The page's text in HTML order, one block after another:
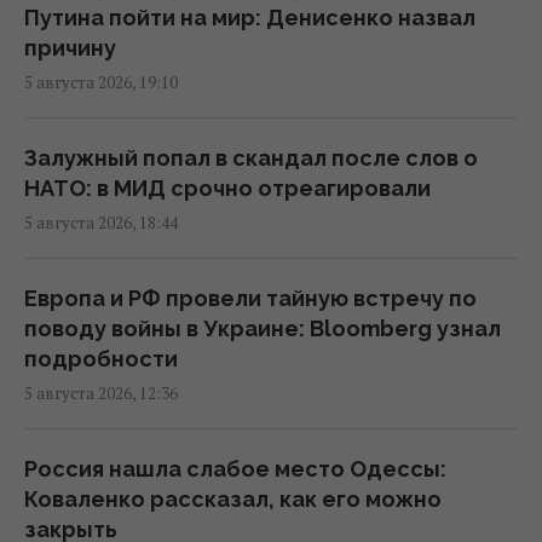
17:52 четверг, 06 августа 2026
Экспорт до 15% не сорвет накопление газа
17:14 четверг, 06 августа 2026
Несмотря на жару, Украина экспортирует
отключения
17:07 четверг, 06 августа 2026
Нацбанк ослабил гривню: официальный
16:00 четверг, 06 августа 2026
Путина пойти на мир: Денисенко назвал
причину
5 августа 2026, 19:10
Залужный попал в скандал после слов о
НАТО: в МИД срочно отреагировали
5 августа 2026, 18:44
Европа и РФ провели тайную встречу по
поводу войны в Украине: Bloomberg узнал
подробности
5 августа 2026, 12:36
Россия нашла слабое место Одессы:
Коваленко рассказал, как его можно
закрыть